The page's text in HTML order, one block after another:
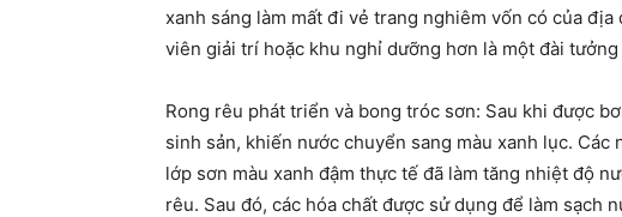
xanh sáng làm mất đi vẻ trang nghiêm vốn có của
viên giải trí hoặc khu nghỉ dưỡng hơn là một đài
Rong rêu phát triển và bong tróc sơn: Sau khi được
sinh sản, khiến nước chuyển sang màu xanh lục.
lớp sơn màu xanh đậm thực tế đã làm tăng nhiệt độ
rêu. Sau đó, các hóa chất được sử dụng để làm sạch